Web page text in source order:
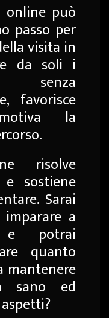
online può
passo per
visita in
da soli i
senza
favorisce
la
risolve
sostiene
Sarai
a
e potrai
quanto
mantenere
sano ed